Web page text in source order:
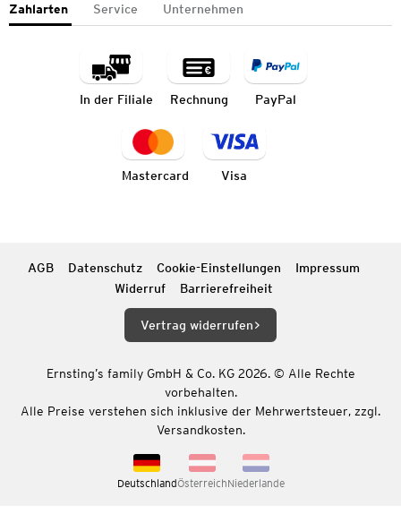
Zahlarten Service Unternehmen
In der Filiale Rechnung PayPal
Mastercard Visa
AGB Datenschutz Cookie-Einstellungen
Impressum
Widerruf
Barrierefreiheit
Vertrag widerrufen
Ernsting’s family GmbH & Co. KG 2026. © Alle Rechte
vorbehalten.
Alle Preise verstehen sich inklusive der Mehrwertsteuer, zzgl.
Versandkosten.
DeutschlandÖsterreichNiederlande